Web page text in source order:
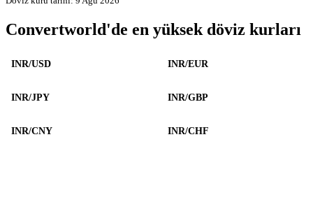
Convertworld'de en yüksek döviz kurları
INR/USD INR/EUR
INR/JPY INR/GBP
INR/CNY INR/CHF